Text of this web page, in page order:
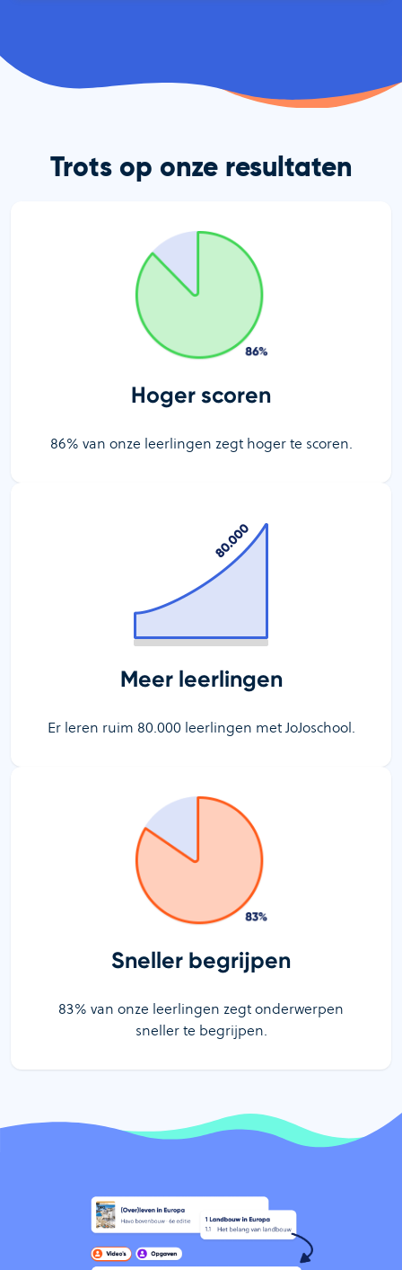
Trots op onze resultaten
Hoger scoren
86% van onze leerlingen zegt hoger te scoren.
Meer leerlingen
Er leren ruim 80.000 leerlingen met JoJoschool.
Sneller begrijpen
83% van onze leerlingen zegt onderwerpen
sneller te begrijpen.